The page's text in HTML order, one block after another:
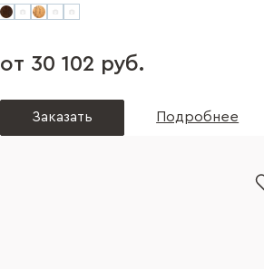
от 30 102 руб.
Заказать Подробнее